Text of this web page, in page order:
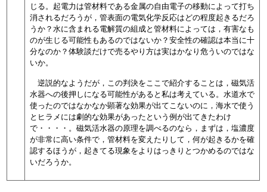
じる。起電力は管材料である金属の自由電子の移動によって打ち
消されるだろうが，管表面の電気化学反応はどの程度起きるだろ
うか？水に含まれる電解質の組成と管材料によっては，有害なも
のが生じる可能性もあるのではないか？安全性の確認は本当に十
分なのか？体験談だけで売るやり方は実はかなり危ういのではな
いか。
逆説的なようだが，この判決をここで紹介することは，磁気活
水器への後押しになる可能性があると私は考えている。水道水で
使ったのではなかなか顕著な効果が出てこないのに，海水で使う
とヒラメには劇的な効果があったという例が出てきたわけ
で・・・・。磁気活水器の原理を調べるのなら，まずは，塩濃度
が非常に高い条件で，管材料を変えたりして，何が起きるかを確
認するほうが，起きてる現象をよりはっきりとつかめるのではな
いだろうか。